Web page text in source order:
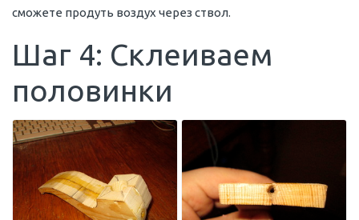
сможете продуть воздух через ствол.
Шаг 4: Склеиваем
половинки